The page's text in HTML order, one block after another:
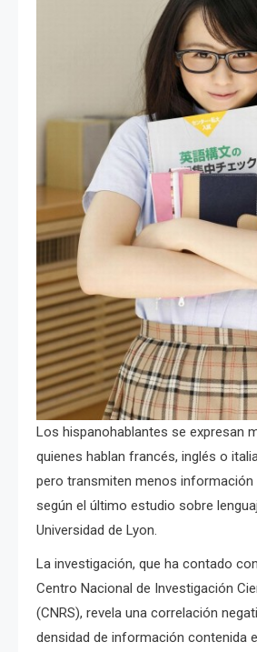
Los hispanohablantes se expresan
quienes hablan francés, inglés o
pero transmiten menos información
según el último estudio sobre
Universidad de Lyon.
La investigación, que ha contado
Centro Nacional de Investigación
(CNRS), revela una correlación
densidad de información contenida